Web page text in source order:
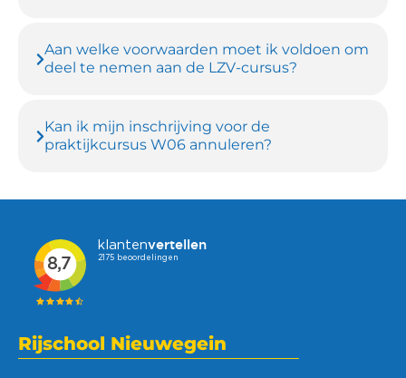
Aan welke voorwaarden moet ik voldoen om
deel te nemen aan de LZV-cursus?
Kan ik mijn inschrijving voor de
praktijkcursus W06 annuleren?
Rijschool Nieuwegein